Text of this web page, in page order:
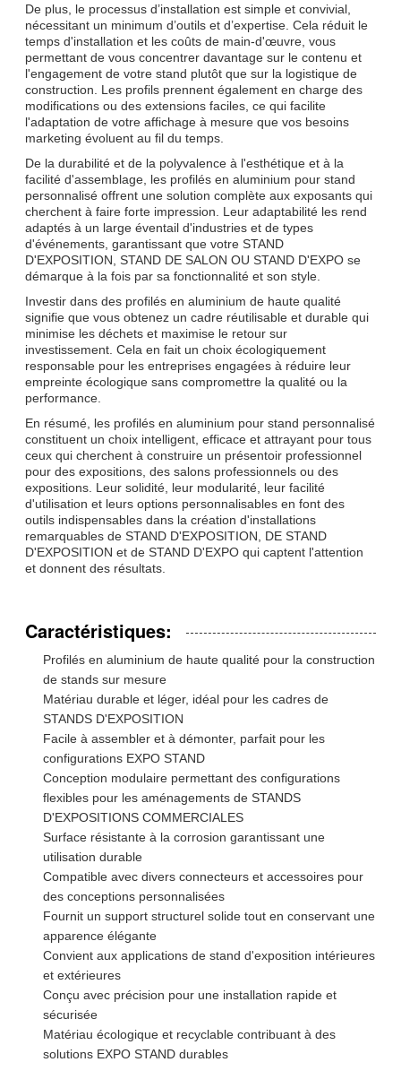
De plus, le processus d’installation est simple et convivial,
nécessitant un minimum d’outils et d’expertise. Cela réduit le
temps d'installation et les coûts de main-d'œuvre, vous
permettant de vous concentrer davantage sur le contenu et
l'engagement de votre stand plutôt que sur la logistique de
construction. Les profils prennent également en charge des
modifications ou des extensions faciles, ce qui facilite
l'adaptation de votre affichage à mesure que vos besoins
marketing évoluent au fil du temps.
De la durabilité et de la polyvalence à l'esthétique et à la
facilité d'assemblage, les profilés en aluminium pour stand
personnalisé offrent une solution complète aux exposants qui
cherchent à faire forte impression. Leur adaptabilité les rend
adaptés à un large éventail d'industries et de types
d'événements, garantissant que votre STAND
D'EXPOSITION, STAND DE SALON OU STAND D'EXPO se
démarque à la fois par sa fonctionnalité et son style.
Investir dans des profilés en aluminium de haute qualité
signifie que vous obtenez un cadre réutilisable et durable qui
minimise les déchets et maximise le retour sur
investissement. Cela en fait un choix écologiquement
responsable pour les entreprises engagées à réduire leur
empreinte écologique sans compromettre la qualité ou la
performance.
En résumé, les profilés en aluminium pour stand personnalisé
constituent un choix intelligent, efficace et attrayant pour tous
ceux qui cherchent à construire un présentoir professionnel
pour des expositions, des salons professionnels ou des
expositions. Leur solidité, leur modularité, leur facilité
d'utilisation et leurs options personnalisables en font des
outils indispensables dans la création d'installations
remarquables de STAND D'EXPOSITION, DE STAND
D'EXPOSITION et de STAND D'EXPO qui captent l'attention
et donnent des résultats.
Caractéristiques:
Profilés en aluminium de haute qualité pour la construction
de stands sur mesure
Matériau durable et léger, idéal pour les cadres de
STANDS D'EXPOSITION
Facile à assembler et à démonter, parfait pour les
configurations EXPO STAND
Conception modulaire permettant des configurations
flexibles pour les aménagements de STANDS
D'EXPOSITIONS COMMERCIALES
Surface résistante à la corrosion garantissant une
utilisation durable
Compatible avec divers connecteurs et accessoires pour
des conceptions personnalisées
Fournit un support structurel solide tout en conservant une
apparence élégante
Convient aux applications de stand d'exposition intérieures
et extérieures
Conçu avec précision pour une installation rapide et
sécurisée
Matériau écologique et recyclable contribuant à des
solutions EXPO STAND durables